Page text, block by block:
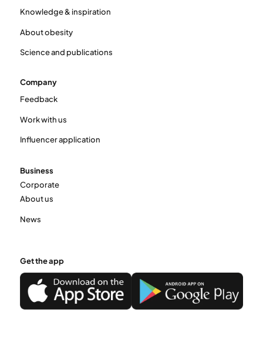
Knowledge & inspiration
About obesity
Science and publications
Company
Feedback
Work with us
Influencer application
Business
Corporate
About us
News
Get the app